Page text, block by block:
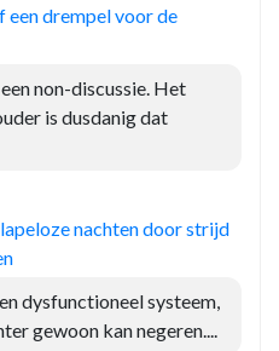
een drempel voor de
non-discussie. Het
is dusdanig dat
nachten door strijd
dysfunctioneel systeem,
gewoon kan negeren....